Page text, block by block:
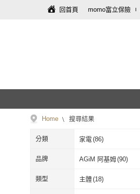
回首頁 momo富立保險
Home 搜尋結果
分類 家電 (86)
品牌 AGiM 阿基姆(90)
AGiM 阿基姆
類型 主體(18)